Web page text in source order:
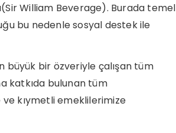
William Beverage). Burada temel
bu nedenle sosyal destek ile
büyük bir özveriyle çalışan tüm
katkıda bulunan tüm
ve kıymetli emeklilerimize